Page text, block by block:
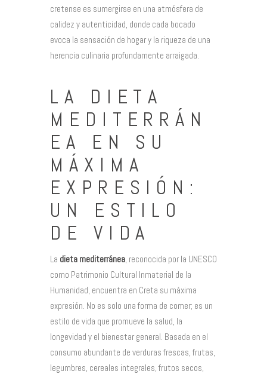
cretense es sumergirse en una atmósfera de
calidez y autenticidad, donde cada bocado
evoca la sensación de hogar y la riqueza de una
herencia culinaria profundamente arraigada.
LA DIETA
MEDITERRÁN
EA EN SU
MÁXIMA
EXPRESIÓN:
UN ESTILO
DE VIDA
La dieta mediterránea, reconocida por la UNESCO
como Patrimonio Cultural Inmaterial de la
Humanidad, encuentra en Creta su máxima
expresión. No es solo una forma de comer; es un
estilo de vida que promueve la salud, la
longevidad y el bienestar general. Basada en el
consumo abundante de verduras frescas, frutas,
legumbres, cereales integrales, frutos secos,